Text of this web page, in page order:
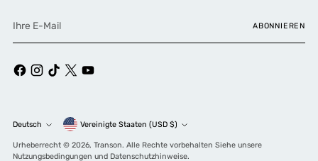
E-
Mail
ABONNIEREN
Sprache
Deutsch Währung Vereinigte Staaten (USD $)
Urheberrecht © 2026, Transon. Alle Rechte vorbehalten Siehe unsere
Nutzungsbedingungen und Datenschutzhinweise.